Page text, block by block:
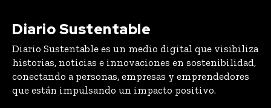
Diario Sustentable
Diario Sustentable es un medio digital que visibiliza
historias, noticias e innovaciones en sostenibilidad,
conectando a personas, empresas y emprendedores
que están impulsando un impacto positivo.